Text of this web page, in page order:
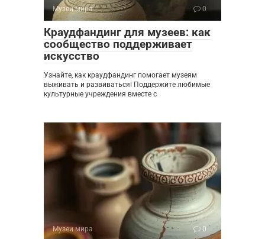
Музеи мира 0
Краудфандинг для музеев: как
сообщество поддерживает
искусство
Узнайте, как краудфандинг помогает музеям
выживать и развиваться! Поддержите любимые
культурные учреждения вместе с
Музеи мира 0